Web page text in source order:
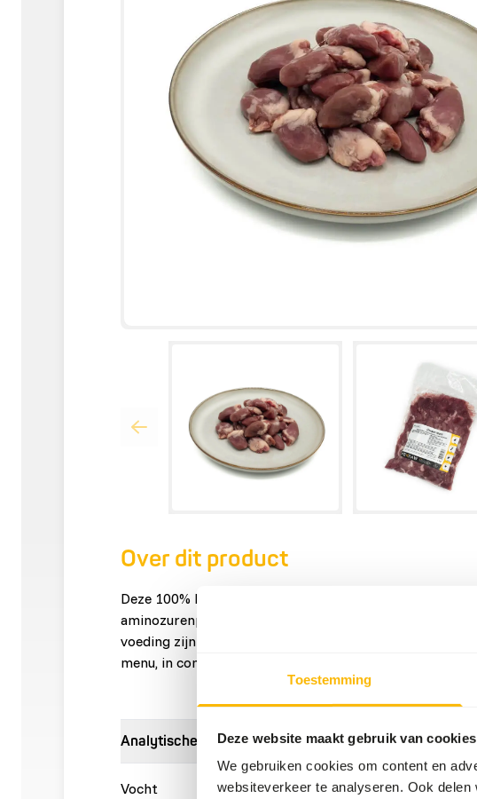
Toestemming
Deze website maakt gebruik van cookies
We gebruiken cookies om content en
websiteverkeer te analyseren. Ook
Over dit product
Deze 100% hele kippenhartjes hebben een hoogwaardig
aminozurenprofiel en zijn van nature rijk aan taurine. Als
voeding zijn ze uitermate geschikt voor een zelf
menu, in combinatie met spiervlees, organen en ander
Analytische bestanddelen
Vocht 73% Ruwe as